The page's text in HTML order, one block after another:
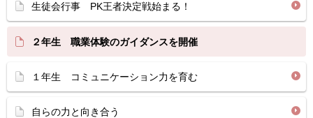
生徒会行事 PK王者決定戦始まる！
２年生 職業体験のガイダンスを開催
１年生 コミュニケーション力を育む
自らの力と向き合う